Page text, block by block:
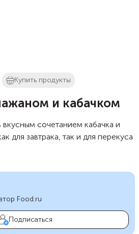
Купить продукты
и кабачком
сочетанием кабачка и
для завтрака, так и для перекуса
Food.ru
Подписаться